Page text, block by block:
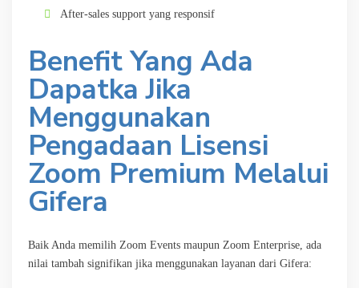
After-sales support yang responsif
Benefit Yang Ada
Dapatka Jika
Menggunakan
Pengadaan Lisensi
Zoom Premium Melalui
Gifera
Baik Anda memilih Zoom Events maupun Zoom Enterprise, ada
nilai tambah signifikan jika menggunakan layanan dari Gifera: